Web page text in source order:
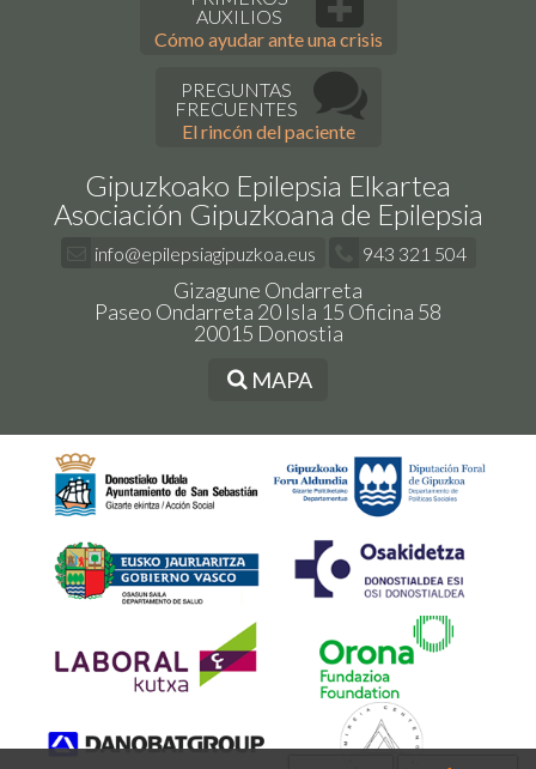
AUXILIOS
Cómo ayudar ante una crisis
PREGUNTAS
FRECUENTES
El rincón del paciente
Gipuzkoako Epilepsia Elkartea
Asociación Gipuzkoana de Epilepsia
info@epilepsiagipuzkoa.eus 943 321 504
Gizagune Ondarreta
Paseo Ondarreta 20 Isla 15 Oficina 58
20015 Donostia
MAPA